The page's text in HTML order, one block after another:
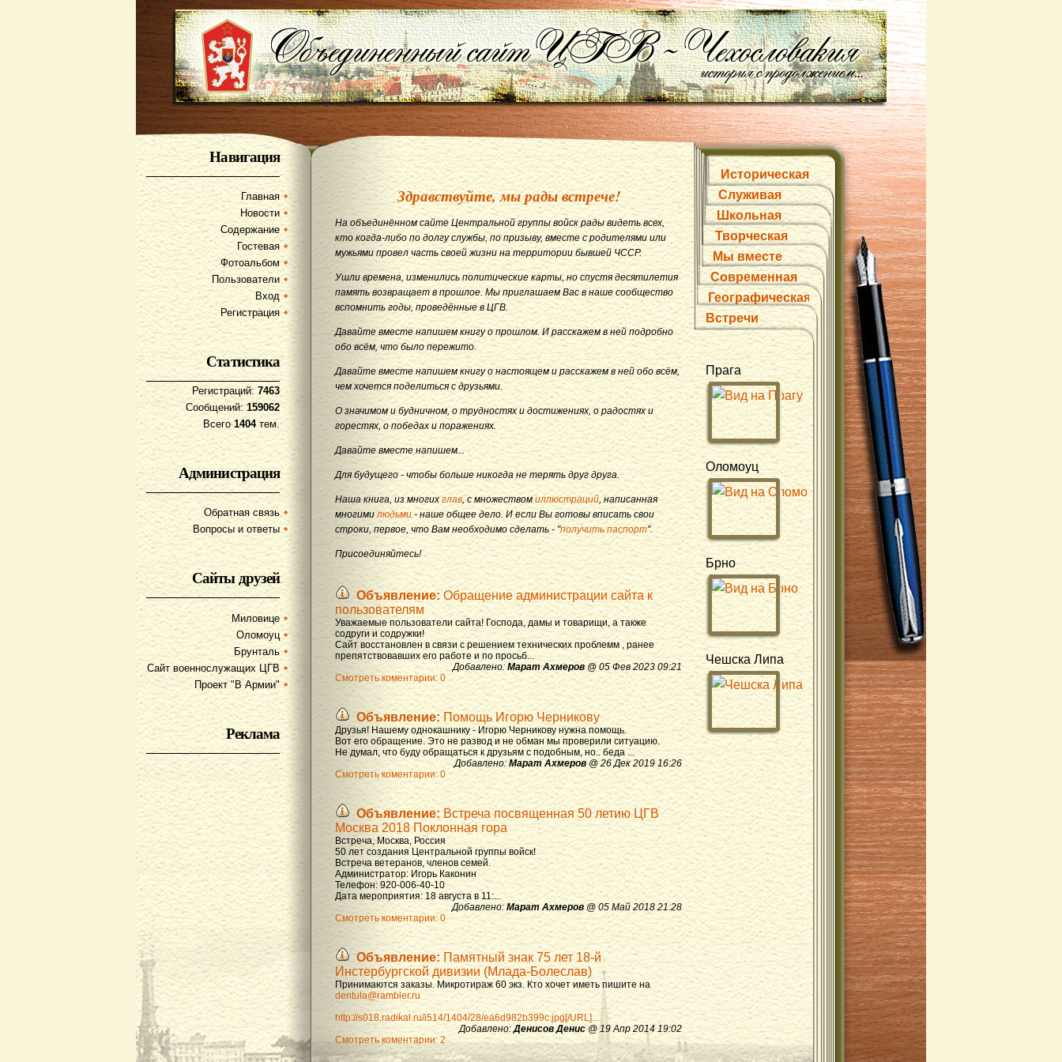
Навигация
Главная
Новости
Содержание
Гостевая
Фотоальбом
Пользователи
Вход
Регистрация
Статистика
Регистраций: 7463
Сообщений:159062
Всего1404тем.
Администрация
Обратная связь
Вопросы и ответы
Сайты друзей
Миловице
Оломоуц
Брунталь
Сайт военнослужащих ЦГВ
Проект "В Армии"
Реклама
Здравствуйте, мы рады встрече!
На объединённом сайте Центральной группы войск рады видеть всех,
кто когда-либо по долгу службы, по призыву, вместе с родителями или
мужьями провел часть своей жизни на территории бывшей ЧССР.
Ушли времена, изменились политические карты, но спустя десятилетия
память возвращает в прошлое. Мы приглашаем Вас в наше сообщество
вспомнить годы, проведённые в ЦГВ.
Давайте вместе напишем книгу о прошлом. И расскажем в ней подробно
обо всём, что было пережито.
Давайте вместе напишем книгу о настоящем и расскажем в ней обо всём,
чем хочется поделиться с друзьями.
О значимом и будничном, о трудностях и достижениях, о радостях и
горестях, о победах и поражениях.
Давайте вместе напишем...
Для будущего - чтобы больше никогда не терять друг друга.
Наша книга, из многихглав, с множествомиллюстраций , написанная
многимилюдьми - наше общее дело. И если Вы готовы вписать свои
строки, первое, что Вам необходимо сделать - "получить паспорт".
Присоединяйтесь!
Объявление: Обращение администрации сайта к
пользователям
Уважаемые пользователи сайта! Господа, дамы и товарищи, а также
содруги и содружки!
Сайт восстановлен в связи с решением технических проблемм , ранее
препятствовавших его работе и по просьб...
Добавлено: Марат Ахмеров@ 05 Фев 2023 09:21
Смотреть коментарии: 0
Объявление: Помощь Игорю Черникову
Друзья! Нашему однокашнику - Игорю Черникову нужна помощь.
Вот его обращение. Это не развод и не обман мы проверили ситуацию.
Не думал, что буду обращаться к друзьям с подобным, но.. беда ...
Добавлено:Марат Ахмеров @ 26 Дек 2019 16:26
Смотреть коментарии: 0
Объявление: Встреча посвященная 50 летию ЦГВ
Москва 2018 Поклонная гора
Встреча, Москва, Россия
50 лет создания Центральной группы войск!
Встреча ветеранов, членов семей.
Администратор: Игорь Каконин
Телефон: 920-006-40-10
Дата мероприятия: 18 августа в 11:...
Добавлено: Марат Ахмеров @ 05 Май 2018 21:28
Смотреть коментарии: 0
Объявление: Памятный знак 75 лет 18-й
Инстербургской дивизии (Млада-Болеслав)
Принимаются заказы. Микротираж 60 экз. Кто хочет иметь пишите на
dentula@rambler.ru
http://s018.radikal.ru/i514/1404/28/ea6d982b399c.jpg[/URL]...
Добавлено:Денисов Денис @ 19 Апр 2014 19:02
Смотреть коментарии: 2
Историческая
Служивая
Школьная
Творческая
Мы вместе
Современная
Географическая
Встречи
Прага
Оломоуц
Брно
Чешска Липа